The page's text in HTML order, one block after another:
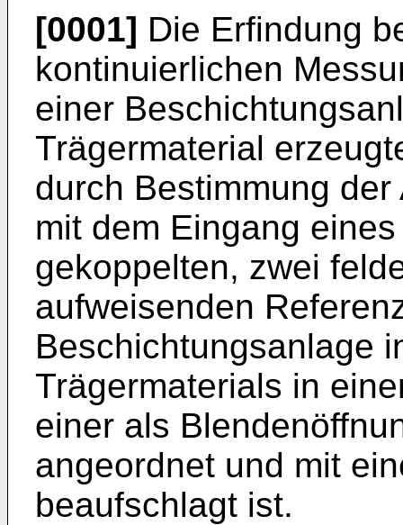
[0001] Die Erfindung
kontinuierlichen
einer
Trägermaterial
durch Bestimmung
mit dem Eingang
gekoppelten, zwei
aufweisenden
Beschichtungsanlage
Trägermaterials in
einer als
angeordnet und mit
beaufschlagt ist.